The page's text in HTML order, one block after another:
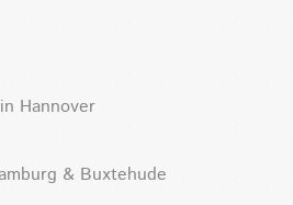
Hannover
& Buxtehude